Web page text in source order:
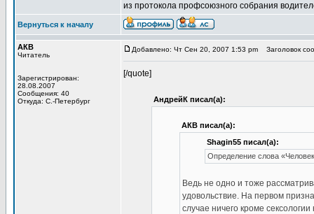
из протокола профсоюзного собрания
Вернуться к началу
АКВ
Читатель
Зарегистрирован:
28.08.2007
Сообщения: 40
Откуда: С.-Петербург
Добавлено: Чт Сен 20, 2007 1:53 pm Заголовок
[/quote]
АндрейК писал(а):
АКВ писал(а):
Shagin55 писал(а):
Определение слова
Ведь не одно и тоже
удовольствие. На первом
случае ничего кроме сексологии